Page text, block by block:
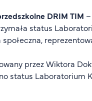
DRIM TIM
status
przez Wiktora
status Laboratorium